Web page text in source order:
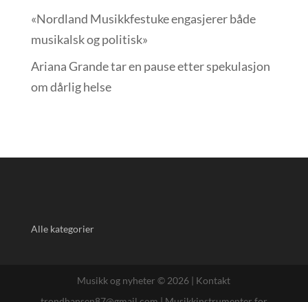
«Nordland Musikkfest­uke engasjerer både
musikalsk og politisk»
Ariana Grande tar en pause etter spekulasjon
om dårlig helse
Alle kategorier
Musikk og nyheter © 2026 | Kontakt